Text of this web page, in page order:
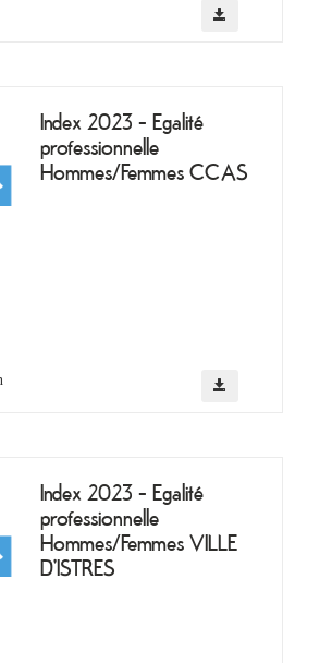
Index 2023 - Egalité
professionnelle
Hommes/Femmes CCAS
Index 2023 - Egalité
professionnelle
Hommes/Femmes VILLE
D'ISTRES